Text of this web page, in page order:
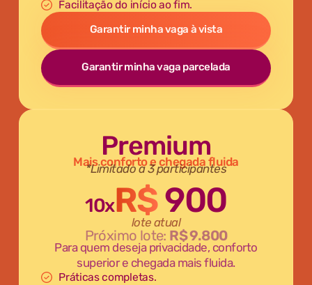
Facilitação do início ao fim.
Garantir minha vaga à vista
Garantir minha vaga parcelada
Premium
Mais conforto e chegada fluida
*Limitado a 3 participantes
10xR$900
lote atual
Próximo lote: R$ 9.800
Para quem deseja privacidade, conforto
superior e chegada mais fluida.
Práticas completas.